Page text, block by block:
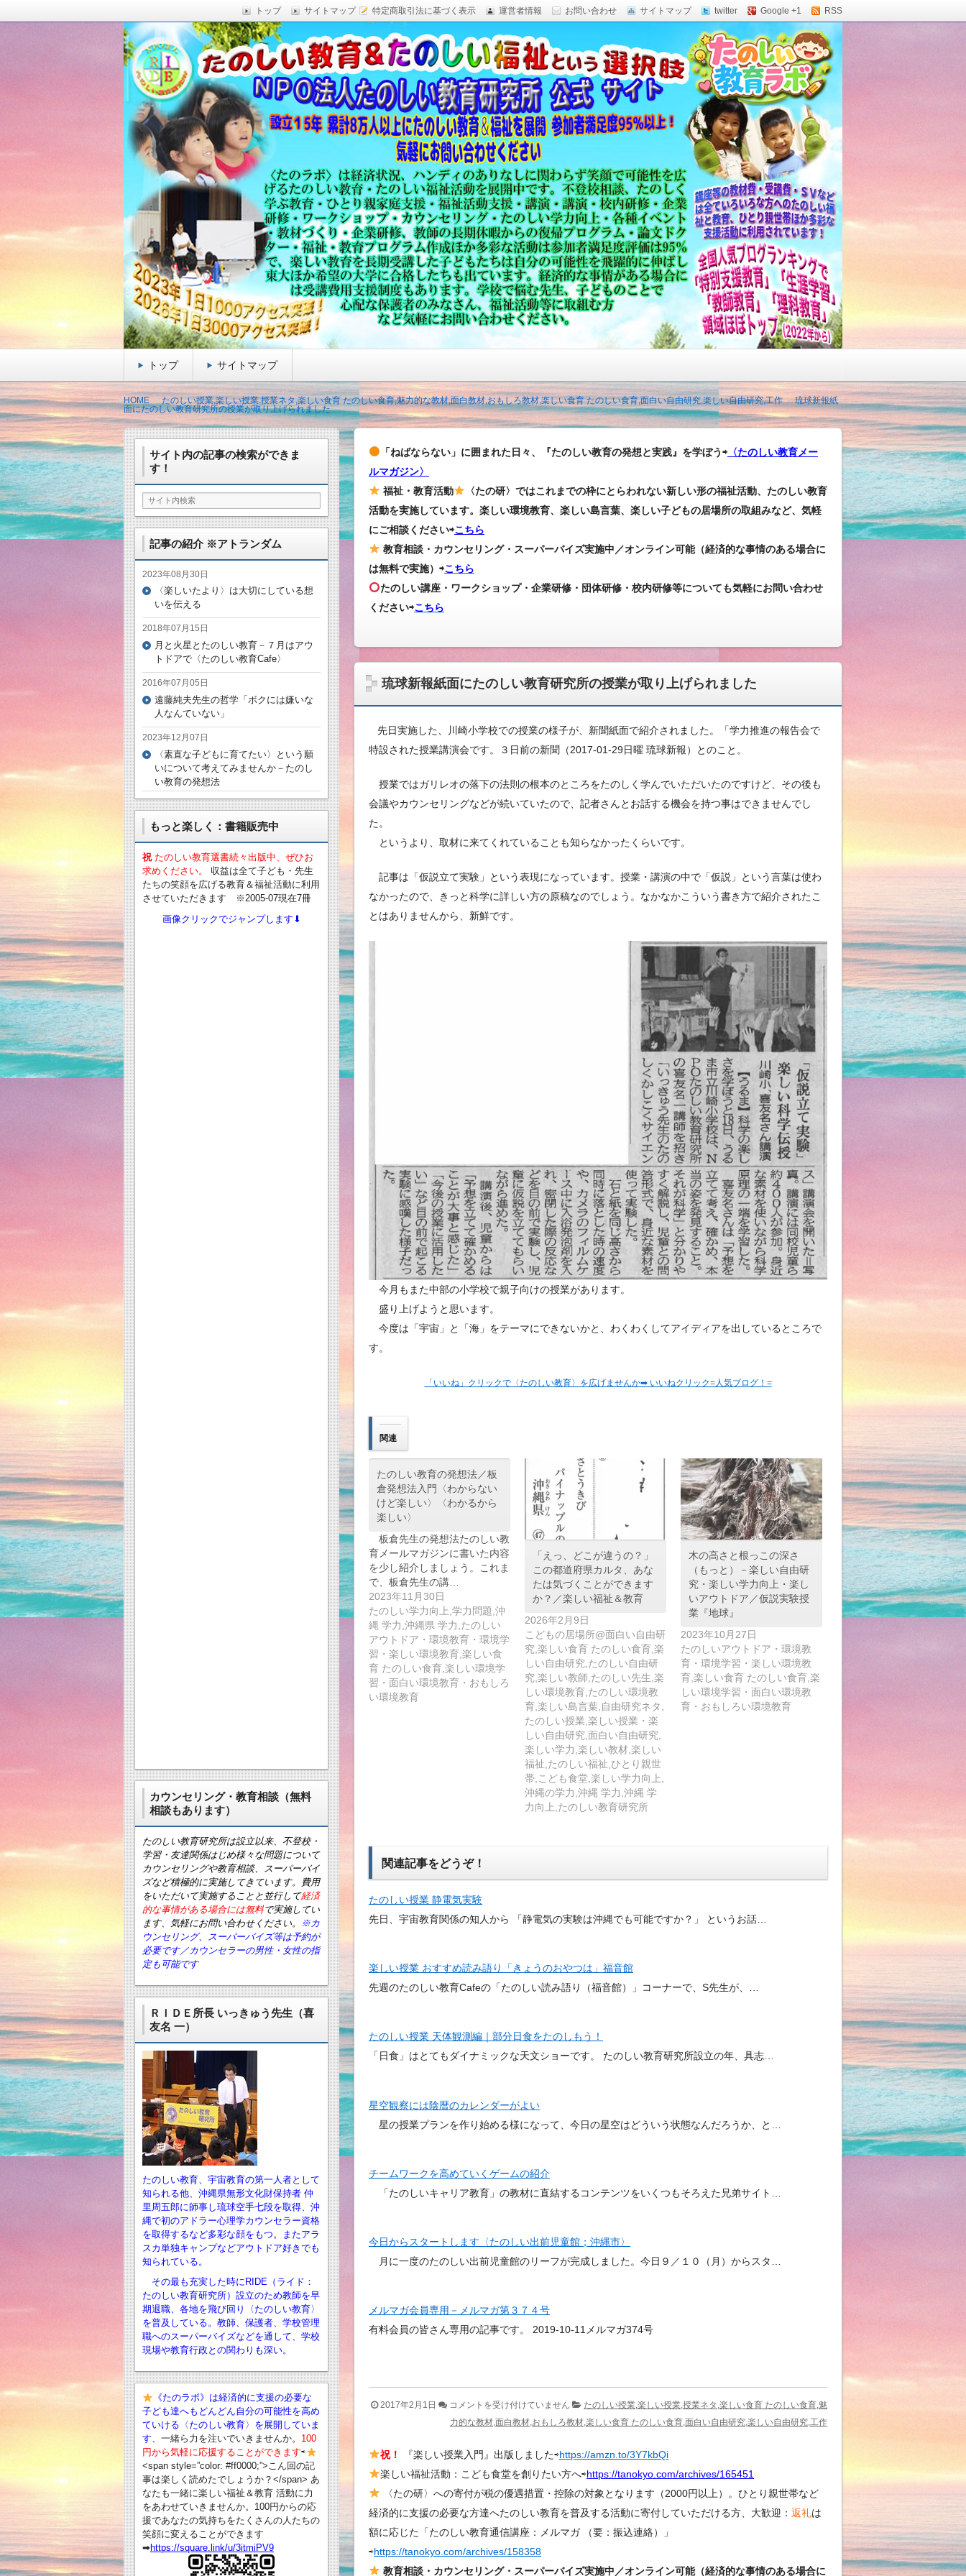
特定商取引法に基づく表示 運営者情報 お問い合わせ サイトマップ twitter Google +1 RSS
トップ サイトマップ
たのしい教育研究所（沖縄）公式サイト
楽しい授業,たのしい授業,楽しい自由研究,面白い自由研究,楽しい福祉活動,楽しい授業がした
い,RIDE,沖縄県 教育,たのしい授業,たのしい教育 日本一,Research Institute Delightful
Education,楽しい授業,教育技術,教育方法,内発的動機づけ,沖縄 学力問題,教材 ネタ,授業ネタ,学
力向上,教育技術,教育方法,沖縄 教育問題,enjoyable educationes,グッジョブ,カリスマ教師,沖縄
教員採用試験,沖縄 教育,たのしい教育,沖縄の学力,仮説実験授業,たのしい講演,楽しい講演,楽しい
科学,たのしい科学,たのしく学び 一生ものの「賢さ・学力」を,自由研究,いっきゅう先生,いっきゅ
う,いっきゅうハカセ,アドラー 心理学,面白い,沖縄 学力問題,授業名人,RIDE,PEALカウンセリン
グ,教員採用試験,名人,採用試験,合格,セミナー,研修,板倉聖宣,ＬＥＡＰカウンセリング,LEAP,学力
向上,沖縄の教育,たのしい学力,補習,読み語り,読み聞かせ,授業ネタ,授業アイディア,教育をたのし
さでクリエイトするプロフェッショなる集団,学ぶこと本来のたのしさと賢さを沖縄から世界へ,設
立四年で17000人以上に授業を実施,99％の高い評価,仮説実験授,楽しい学力向上,たのしい学力,自
由研究.しまくとぅば,島言葉,
トップ サイトマップ
HOME たのしい授業,楽しい授業,授業ネタ,楽しい食育 たのしい食育,魅力的な教材,面白教材,おもしろ教材,楽しい食育 たのしい食育,面白い自由研究,楽しい自由研究,工作
琉球新報紙
面にたのしい教育研究所の授業が取り上げられました
「ねばならない」に囲まれた日々、『たのしい教育の発想と実践』を学ぼう⇨〈たのしい教育メー
ルマガジン〉
福祉・教育活動
〈たの研〉ではこれまでの枠にとらわれない新しい形の福祉活動、たのしい教育
活動を実施しています。楽しい環境教育、楽しい島言葉、楽しい子どもの居場所の取組みなど、気軽
にご相談ください⇨こちら
教育相談・カウンセリング・スーパーバイズ実施中／オンライン可能（経済的な事情のある場合に
は無料で実施）⇨こちら
たのしい講座・ワークショップ・企業研修・団体研修・校内研修等についても気軽にお問い合わせ
ください⇨こちら
琉球新報紙面にたのしい教育研究所の授業が取り上げられました
先日実施した、川崎小学校での授業の様子が、新聞紙面で紹介されました。「学力推進の報告会で
特設された授業講演会です。３日前の新聞（2017-01-29日曜 琉球新報）とのこと。
授業ではガリレオの落下の法則の根本のところをたのしく学んでいただいたのですけど、その後も
会議やカウンセリングなどが続いていたので、記者さんとお話する機会を持つ事はできませんでし
た。
というより、取材に来てくれていることも知らなかったくらいです。
記事は「仮説立て実験」という表現になっています。授業・講演の中で「仮説」という言葉は使わ
なかったので、きっと科学に詳しい方の原稿なのでしょう。なかなかこういう書き方で紹介されたこ
とはありませんから、新鮮です。
今月もまた中部の小学校で親子向けの授業があります。
盛り上げようと思います。
今度は「宇宙」と「海」をテーマにできないかと、わくわくしてアイディアを出しているところで
す。
「いいね」クリックで〈たのしい教育〉を広げませんか➡︎ いいねクリック=人気ブログ！=
関連
たのしい教育の発想法／板
倉発想法入門〈わからない
けど楽しい〉〈わかるから
楽しい〉
板倉先生の発想法たのしい教
育メールマガジンに書いた内容
を少し紹介しましょう。これま
で、板倉先生の講…
2023年11月30日
たのしい学力向上,学力問題,沖
縄 学力,沖縄県 学力,たのしい
アウトドア・環境教育・環境学
習・楽しい環境教育,楽しい食
育 たのしい食育,楽しい環境学
習・面白い環境教育・おもしろ
い環境教育
「えっ、どこが違うの？」
この都道府県カルタ、あな
たは気づくことができます
か？／楽しい福祉＆教育
2026年2月9日
こどもの居場所@面白い自由研
究,楽しい食育 たのしい食育,楽
しい自由研究,たのしい自由研
究,楽しい教師,たのしい先生,楽
しい環境教育,たのしい環境教
育,楽しい島言葉,自由研究ネタ,
たのしい授業,楽しい授業・楽
しい自由研究,面白い自由研究,
楽しい学力,楽しい教材,楽しい
福祉,たのしい福祉,ひとり親世
帯,こども食堂,楽しい学力向上,
沖縄の学力,沖縄 学力,沖縄 学
力向上,たのしい教育研究所
木の高さと根っこの深さ
（もっと）－楽しい自由研
究・楽しい学力向上・楽し
いアウトドア／仮説実験授
業『地球』
2023年10月27日
たのしいアウトドア・環境教
育・環境学習・楽しい環境教
育,楽しい食育 たのしい食育,楽
しい環境学習・面白い環境教
育・おもしろい環境教育
関連記事をどうぞ！
たのしい授業 静電気実験
先日、宇宙教育関係の知人から 「静電気の実験は沖縄でも可能ですか？」 というお話…
楽しい授業 おすすめ読み語り「きょうのおやつは」福音館
先週のたのしい教育Cafeの「たのしい読み語り（福音館）」コーナーで、S先生が、…
たのしい授業 天体観測編｜部分日食をたのしもう！
「日食」はとてもダイナミックな天文ショーです。 たのしい教育研究所設立の年、具志…
星空観察には陰暦のカレンダーがよい
星の授業プランを作り始める様になって、今日の星空はどういう状態なんだろうか、と…
チームワークを高めていくゲームの紹介
「たのしいキャリア教育」の教材に直結するコンテンツをいくつもそろえた兄弟サイト…
今日からスタートします〈たのしい出前児童館；沖縄市〉
月に一度のたのしい出前児童館のリーフが完成しました。今日９／１０（月）からスタ…
メルマガ会員専用－メルマガ第３７４号
有料会員の皆さん専用の記事です。 2019-10-11メルマガ374号
2017年2月1日
琉
球
報
紙
面
に
し
コメントを受け付けていません
たのしい授業,楽しい授業,授業ネタ,楽しい食育 たのしい食育,魅
力的な教材,面白教材,おもしろ教材,楽しい食育 たのしい食育,面白い自由研究,楽しい自由研究,工作
祝！ 『楽しい授業入門』出版しました⇨https://amzn.to/3Y7kbQi
楽しい福祉活動：こども食堂を創りたい方へ⇨https://tanokyo.com/archives/165451
〈たの研〉への寄付が税の優遇措置・控除の対象となります（2000円以上）。ひとり親世帯など
経済的に支援の必要な方達へたのしい教育を普及する活動に寄付していただける方、大歓迎： 返礼は
額に応じた「たのしい教育通信講座：メルマガ （要：振込連絡）」
⇨https://tanokyo.com/archives/158358
教育相談・カウンセリング・スーパーバイズ実施中／オンライン可能（経済的な事情のある場合に
サイト内の記事の検索ができま
す！
記事の紹介 ※アトランダム
2023年08月30日
〈楽しいたより〉は大切にしている想
いを伝える
2018年07月15日
月と火星とたのしい教育－７月はアウ
トドアで〈たのしい教育Cafe〉
2016年07月05日
遠藤純夫先生の哲学「ボクには嫌いな
人なんていない」
2023年12月07日
〈素直な子どもに育てたい〉という願
いについて考えてみませんか－たのし
い教育の発想法
もっと楽しく：書籍販売中
祝 たのしい教育選書続々出版中、ぜひお
求めください。
収益は全て子ども・先生
たちの笑顔を広げる教育＆福祉活動に利用
させていただきます ※2005-07現在7冊
画像クリックでジャンプします⬇︎
カウンセリング・教育相談（無料
相談もあります）
たのしい教育研究所は設立以来、不登校・
学習・友達関係はじめ様々な問題について
カウンセリングや教育相談、スーパーバイ
ズなど積極的に実施してきています。費用
をいただいて実施することと並行して経済
的な事情がある場合には無料で実施してい
ます、気軽にお問い合わせください。
※カ
ウンセリング、スーパーバイズ等は予約が
必要です／カウンセラーの男性・女性の指
定も可能です
ＲＩＤＥ所長 いっきゅう先生（喜
友名 一）
たのしい教育、宇宙教育の第一人者として
知られる他、沖縄県無形文化財保持者 仲
里周五郎に師事し琉球空手七段を取得、沖
縄で初のアドラー心理学カウンセラー資格
を取得するなど多彩な顔をもつ。またアラ
スカ単独キャンプなどアウトドア好きでも
知られている。
その最も充実した時にRIDE（ライド：
たのしい教育研究所）設立のため教師を早
期退職、 各地を飛び回り〈たのしい教育〉
を普及している。教師、保護者、学校管理
職へのスーパーバイズなどを通して、学校
現場や教育行政との関わりも深い。
《たのラボ》は経済的に支援の必要な
子ども達へもどんどん自分の可能性を高め
ていける〈たのしい教育〉を展開していま
す、一緒ら力を注いでいきませんか。 100
円から気軽に応援することができます⇨
<span style=”color: #ff0000;”>こん回の記
事は楽しく読めたでしょうか？</span> あ
なたも一緒に楽しい福祉＆教育 活動に力
をあわせていきませんか。100円からの応
援であなたの気持ちをたくさんの人たちの
笑顔に変えることができます
➡︎https://square.link/u/3itmiPV9